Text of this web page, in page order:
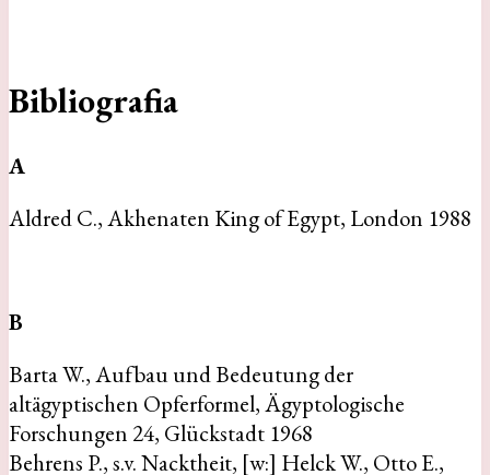
Bibliografia
A
Aldred C., Akhenaten King of Egypt, London 1988
B
Barta W., Aufbau und Bedeutung der
altägyptischen Opferformel, Ägyptologische
Forschungen 24, Glückstadt 1968
Behrens P., s.v. Nacktheit, [w:] Helck W., Otto E.,